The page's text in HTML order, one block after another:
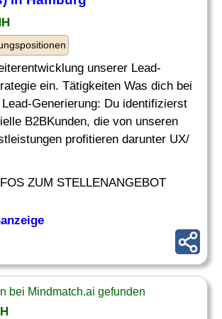
unserer Lead-
ein. Tätigkeiten Was dich bei
Generierung: Du identifizierst
B2BKunden, die von unseren
profitieren darunter UX/
ZUM STELLENANGEBOT
bei Mindmatch.ai gefunden